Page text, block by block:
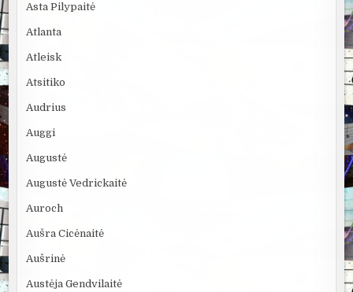
Asta Pilypaitė
Atlanta
Atleisk
Atsitiko
Audrius
Auggi
Augustė
Augustė Vedrickaitė
Auroch
Aušra Cicėnaitė
Aušrinė
Austėja Gendvilaitė